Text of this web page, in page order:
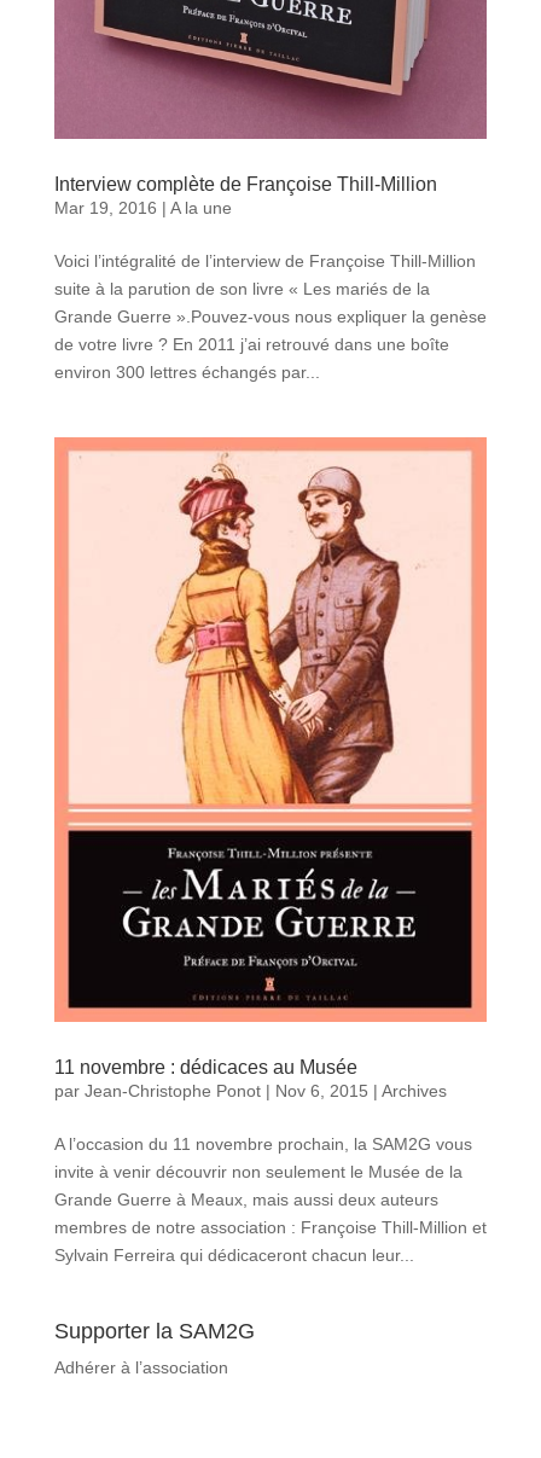
Interview complète de Françoise Thill-Million
Mar 19, 2016 | A la une
Voici l’intégralité de l’interview de Françoise Thill-Million
suite à la parution de son livre « Les mariés de la
Grande Guerre ».Pouvez-vous nous expliquer la genèse
de votre livre ? En 2011 j’ai retrouvé dans une boîte
environ 300 lettres échangés par...
11 novembre : dédicaces au Musée
par Jean-Christophe Ponot| Nov 6, 2015 | Archives
A l’occasion du 11 novembre prochain, la SAM2G vous
invite à venir découvrir non seulement le Musée de la
Grande Guerre à Meaux, mais aussi deux auteurs
membres de notre association : Françoise Thill-Million et
Sylvain Ferreira qui dédicaceront chacun leur...
Supporter la SAM2G
Adhérer à l’association